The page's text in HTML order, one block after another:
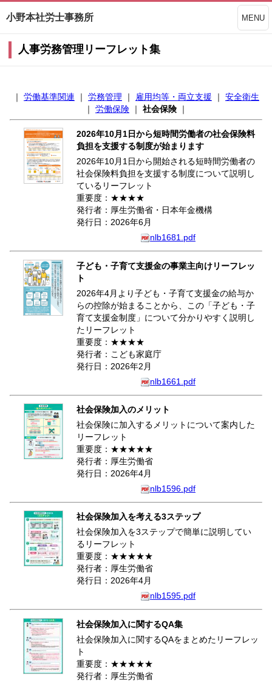
小野本社労士事務所 MENU
人事労務管理リーフレット集
｜ 労働基準関連 ｜ 労務管理 ｜ 雇用均等・両立支援 ｜ 安全衛生
｜ 労働保険 ｜ 社会保険｜
2026年10月1日から短時間労働者の社会保険料
負担を支援する制度が始まります
2026年10月1日から開始される短時間労働者の
社会保険料負担を支援する制度について説明し
ているリーフレット
重要度：★★★★
発行者：厚生労働省・日本年金機構
発行日：2026年6月
nlb1681.pdf
子ども・子育て支援金の事業主向けリーフレッ
ト
2026年4月より子ども・子育て支援金の給与か
らの控除が始まることから、この「子ども・子
育て支援金制度」について分かりやすく説明し
たリーフレット
重要度：★★★★
発行者：こども家庭庁
発行日：2026年2月
nlb1661.pdf
社会保険加入のメリット
社会保険に加入するメリットについて案内した
リーフレット
重要度：★★★★★
発行者：厚生労働省
発行日：2026年4月
nlb1596.pdf
社会保険加入を考える3ステップ
社会保険加入を3ステップで簡単に説明してい
るリーフレット
重要度：★★★★★
発行者：厚生労働省
発行日：2026年4月
nlb1595.pdf
社会保険加入に関するQA集
社会保険加入に関するQAをまとめたリーフレッ
ト
重要度：★★★★★
発行者：厚生労働省